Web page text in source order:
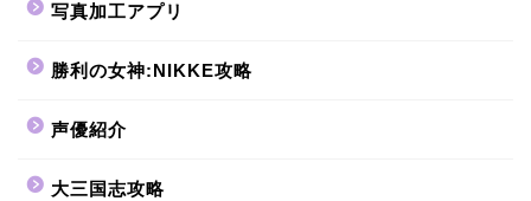
写真加工アプリ
勝利の女神:NIKKE攻略
声優紹介
大三国志攻略